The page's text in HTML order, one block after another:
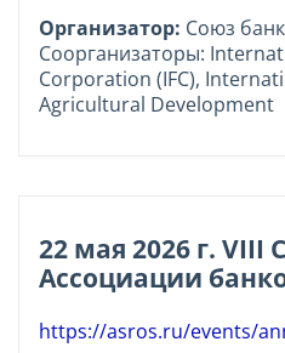
Организатор: Союз
Соорганизаторы:
Corporation (IFC),
Agricultural Development
22 мая 2026 г. VIII
Ассоциации
https://asros.ru/events/